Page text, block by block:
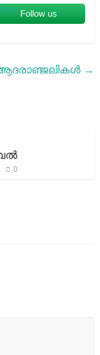
Follow us
→
0